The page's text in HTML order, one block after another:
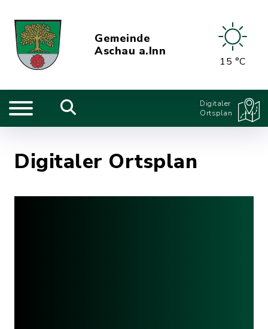
Gemeinde
Aschau a.Inn
15 °C
Digitaler
Ortsplan
Digitaler Ortsplan